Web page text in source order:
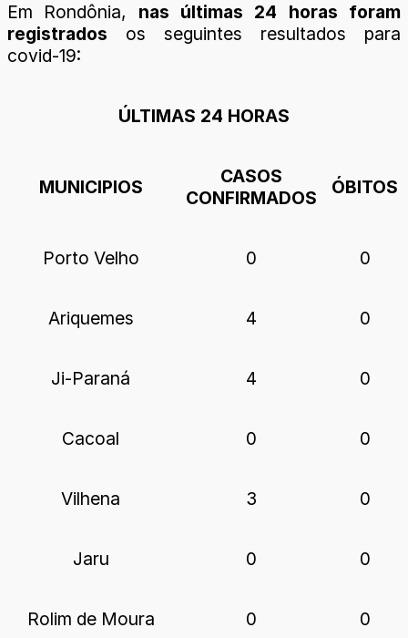
Em Rondônia, nas últimas 24 horas foram
registrados os seguintes resultados para
covid-19:
ÚLTIMAS 24 HORAS
MUNICIPIOS
CASOS
CONFIRMADOS
ÓBITOS
Porto Velho 0 0
Ariquemes 4 0
Ji-Paraná 4 0
Cacoal 0 0
Vilhena 3 0
Jaru 0 0
Rolim de Moura 0 0